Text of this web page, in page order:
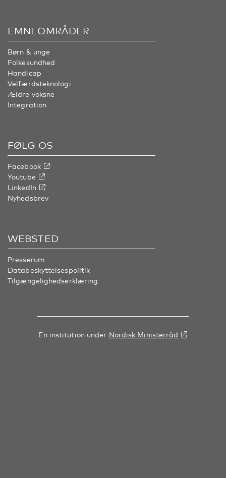
EMNEOMRÅDER
Børn & unge
Folkesundhed
Handicap
Velfærdsteknologi
Ældre voksne
Integration
FØLG OS
Facebook
Youtube
LinkedIn
Nyhedsbrev
WEBSTED
Presserum
Databeskyttelsespolitik
Tilgængelighedserklæring
En institution under Nordisk Ministerråd